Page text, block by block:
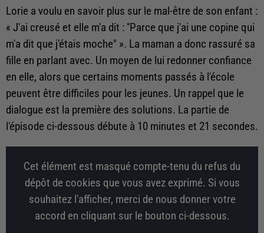
Lorie a voulu en savoir plus sur le mal-être de son enfant :
« J'ai creusé et elle m'a dit : ''Parce que j'ai une copine qui
m'a dit que j'étais moche" ». La maman a donc rassuré sa
fille en parlant avec. Un moyen de lui redonner confiance
en elle, alors que certains moments passés à l'école
peuvent être difficiles pour les jeunes. Un rappel que le
dialogue est la première des solutions. La partie de
l'épisode ci-dessous débute à 10 minutes et 21 secondes.
Cet élément est masqué compte-tenu du refus du
dépôt de cookies que vous avez exprimé. Si vous
souhaitez l'afficher, merci de nous donner votre
accord en cliquant sur le bouton ci-dessous.